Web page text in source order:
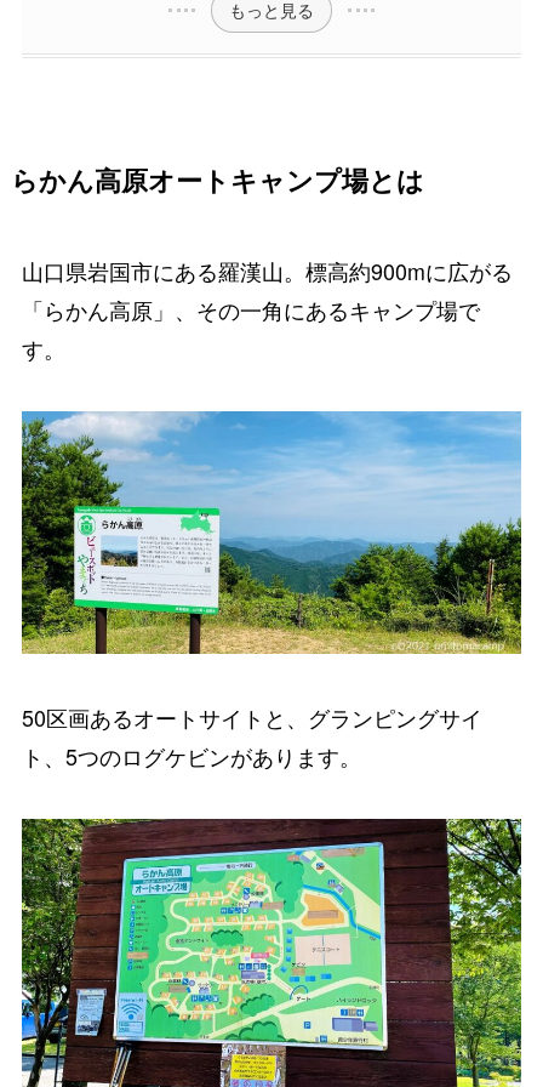
もっと見る
らかん高原オートキャンプ場とは
山口県岩国市にある羅漢山。標高約900mに広がる
「らかん高原」、その一角にあるキャンプ場で
す。
50区画あるオートサイト と、 グランピングサイ
ト 、 5つのログケビンがあります。